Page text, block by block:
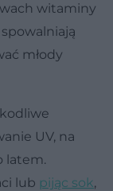
witaminy
młody
UV, na
latem.
lub pijąc sok,